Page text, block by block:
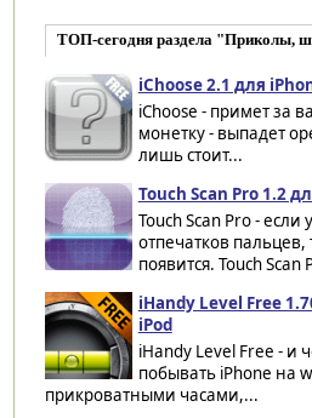
ТОП-сегодня раздела "Приколы,
iChoose 2.1 для
iChoose - примет за
монетку - выпадет
лишь стоит...
Touch Scan Pro 1.2
Touch Scan Pro - если
отпечатков пальцев,
появится. Touch Scan
iHandy Level Free
iPod
iHandy Level Free - и
побывать iPhone на
прикроватными часами,...